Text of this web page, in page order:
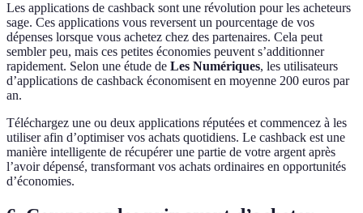
Les applications de cashback sont une révolution pour les acheteurs
sage. Ces applications vous reversent un pourcentage de vos
dépenses lorsque vous achetez chez des partenaires. Cela peut
sembler peu, mais ces petites économies peuvent s’additionner
rapidement. Selon une étude de Les Numériques, les utilisateurs
d’applications de cashback économisent en moyenne 200 euros par
an.
Téléchargez une ou deux applications réputées et commencez à les
utiliser afin d’optimiser vos achats quotidiens. Le cashback est une
manière intelligente de récupérer une partie de votre argent après
l’avoir dépensé, transformant vos achats ordinaires en opportunités
d’économies.